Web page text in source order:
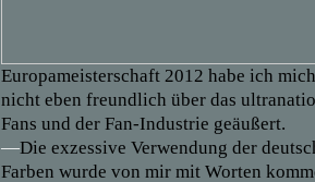
Europameisterschaft 2012 habe ich
nicht eben freundlich über das
Fans und der Fan-Industrie geäußert.
—Die exzessive Verwendung der
Farben wurde von mir mit Worten